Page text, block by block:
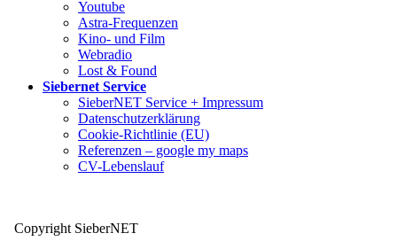
Youtube
Astra-Frequenzen
Kino- und Film
Webradio
Lost & Found
Siebernet Service
SieberNET Service + Impressum
Datenschutzerklärung
Cookie-Richtlinie (EU)
Referenzen – google my maps
CV-Lebenslauf
Copyright SieberNET